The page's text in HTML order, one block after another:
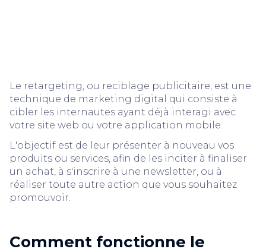
Le retargeting, ou reciblage publicitaire, est une
technique de marketing digital qui consiste à
cibler les internautes ayant déjà interagi avec
votre site web ou votre application mobile.
L'objectif est de leur présenter à nouveau vos
produits ou services, afin de les inciter à finaliser
un achat, à s'inscrire à une newsletter, ou à
réaliser toute autre action que vous souhaitez
promouvoir.
Comment fonctionne le